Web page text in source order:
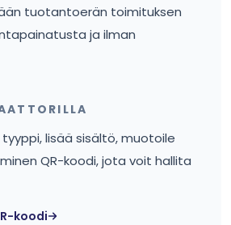
tuotantoerän toimituksen
ja ilman
lisää sisältö, muotoile
QR-koodi, jota voit hallita
koodi